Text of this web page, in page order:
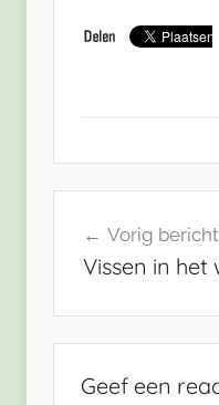
navigatie
Vorig bericht
Vissen in het
Geef een